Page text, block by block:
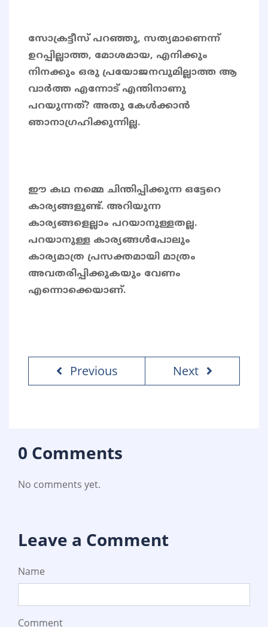
സോക്രട്ടീസ് പറഞ്ഞു, സത്യമാണെന്ന്
ഉറപ്പില്ലാത്ത, മോശമായ, എനിക്കും
നിനക്കും ഒരു പ്രയോജനവുമില്ലാത്ത ആ
വാർത്ത എന്നോട് എന്തിനാണു
പറയുന്നത്? അതു കേൾക്കാൻ
ഞാനാഗ്രഹിക്കുന്നില്ല.
ഈ കഥ നമ്മെ ചിന്തിപ്പിക്കുന്ന ഒട്ടേറെ
കാര്യങ്ങളുണ്ട്. അറിയുന്ന
കാര്യങ്ങളെല്ലാം പറയാനുള്ളതല്ല.
പറയാനുള്ള കാര്യങ്ങൾപോലും
കാര്യമാത്ര പ്രസക്തമായി മാത്രം
അവതരിപ്പിക്കുകയും വേണം
എന്നൊക്കെയാണ്.
Previous Next
0 Comments
No comments yet.
Leave a Comment
Name
Comment